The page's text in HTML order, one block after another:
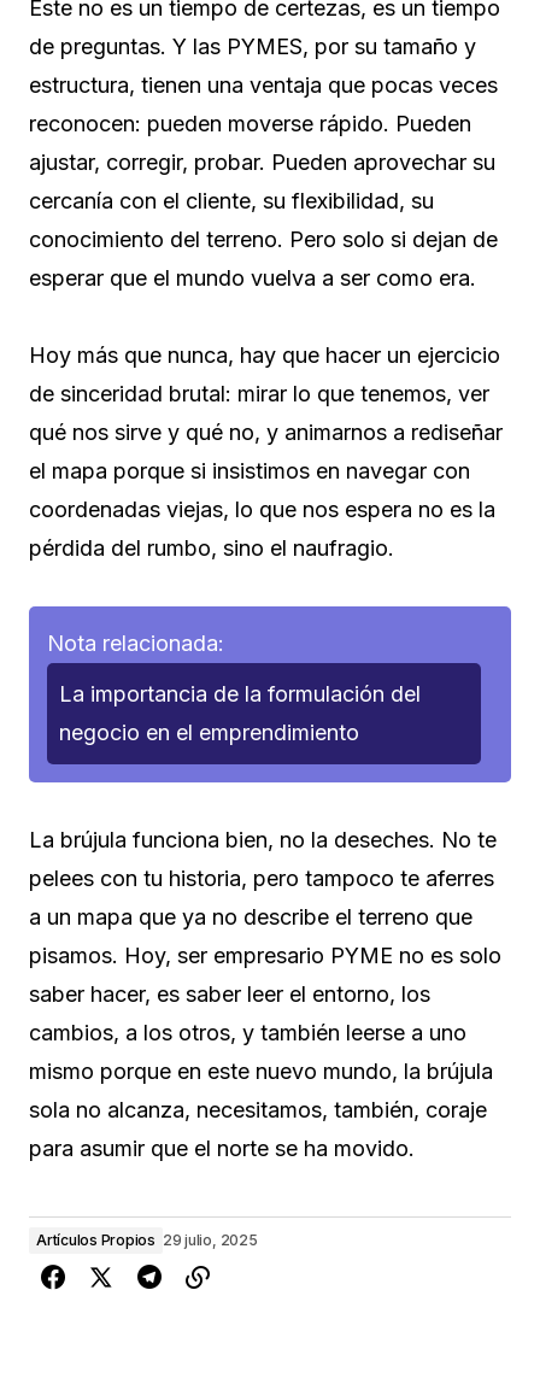
Este no es un tiempo de certezas, es un tiempo
de preguntas. Y las PYMES, por su tamaño y
estructura, tienen una ventaja que pocas veces
reconocen: pueden moverse rápido. Pueden
ajustar, corregir, probar. Pueden aprovechar su
cercanía con el cliente, su flexibilidad, su
conocimiento del terreno. Pero solo si dejan de
esperar que el mundo vuelva a ser como era.
Hoy más que nunca, hay que hacer un ejercicio
de sinceridad brutal: mirar lo que tenemos, ver
qué nos sirve y qué no, y animarnos a rediseñar
el mapa porque si insistimos en navegar con
coordenadas viejas, lo que nos espera no es la
pérdida del rumbo, sino el naufragio.
Nota relacionada:
La importancia de la formulación del
negocio en el emprendimiento
La brújula funciona bien, no la deseches. No te
pelees con tu historia, pero tampoco te aferres
a un mapa que ya no describe el terreno que
pisamos. Hoy, ser empresario PYME no es solo
saber hacer, es saber leer el entorno, los
cambios, a los otros, y también leerse a uno
mismo porque en este nuevo mundo, la brújula
sola no alcanza, necesitamos, también, coraje
para asumir que el norte se ha movido.
Artículos Propios 29 julio, 2025